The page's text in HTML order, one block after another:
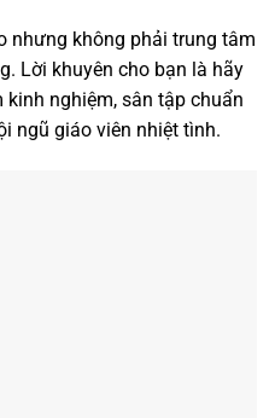
nhưng không phải trung tâm
Lời khuyên cho bạn là hãy
nghiệm, sân tập chuẩn
ngũ giáo viên nhiệt tình.